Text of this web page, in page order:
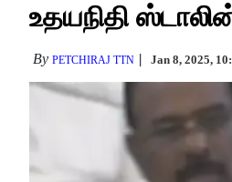
உதயநிதி
By PETCHIRAJ TTN Jan 8, 2025,